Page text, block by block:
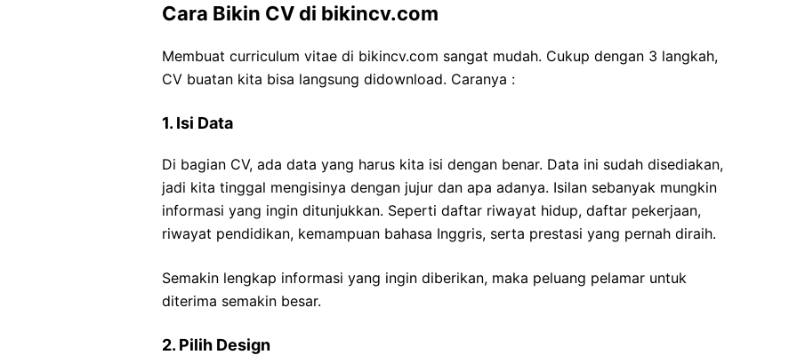
Cara Bikin CV di bikincv.com
Membuat curriculum vitae di bikincv.com sangat mudah. Cukup dengan 3 langkah,
CV buatan kita bisa langsung didownload. Caranya :
1. Isi Data
Di bagian CV, ada data yang harus kita isi dengan benar. Data ini sudah disediakan,
jadi kita tinggal mengisinya dengan jujur dan apa adanya. Isilan sebanyak mungkin
informasi yang ingin ditunjukkan. Seperti daftar riwayat hidup, daftar pekerjaan,
riwayat pendidikan, kemampuan bahasa Inggris, serta prestasi yang pernah diraih.
Semakin lengkap informasi yang ingin diberikan, maka peluang pelamar untuk
diterima semakin besar.
2. Pilih Design